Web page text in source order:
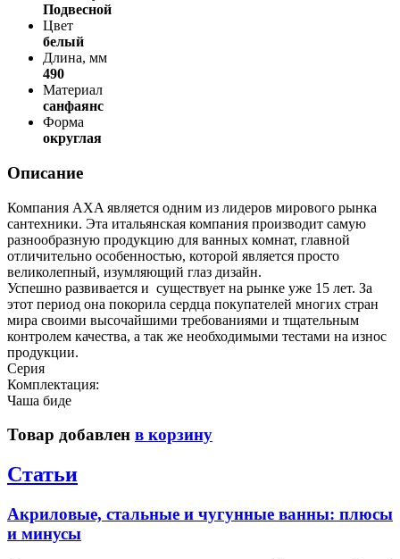
Подвесной
Цвет
белый
Длина, мм
490
Материал
санфаянс
Форма
округлая
Описание
Компания AXA является одним из лидеров мирового рынка
сантехники. Эта итальянская компания производит самую
разнообразную продукцию для ванных комнат, главной
отличительно особенностью, которой является просто
великолепный, изумляющий глаз дизайн.
Успешно развивается и существует на рынке уже 15 лет. За
этот период она покорила сердца покупателей многих стран
мира своими высочайшими требованиями и тщательным
контролем качества, а так же необходимыми тестами на износ
продукции.
Серия
Комплектация:
Чаша биде
Товар добавлен в корзину
Статьи
Акриловые, стальные и чугунные ванны: плюсы
и минусы